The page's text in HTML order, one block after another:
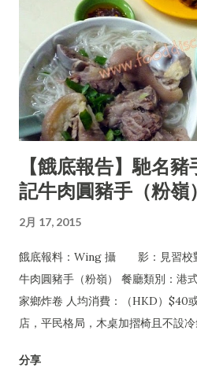
【餓底報告】馳名
記牛肉圓豬手（粉嶺）
2月 17, 2015
餓底報料：Wing 攝 影：見習
牛肉圓豬手（粉嶺） 餐廳類別：港
家鄉炸卷 人均消費：（HKD）$40
店，平民格局，木桌加摺椅且不設
家鄉炸卷。但無論一年四季皆經常
分享